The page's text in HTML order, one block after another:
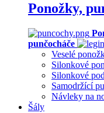
Ponožky,
punčocháče
Veselé
Silonkové
Silonkové
Samodržící
Návleky na
Šály